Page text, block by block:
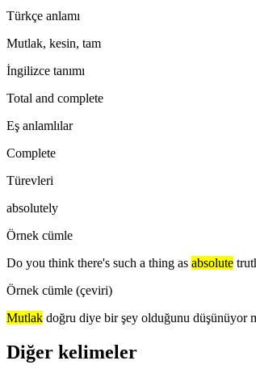
Türkçe anlamı
Mutlak, kesin, tam
İngilizce tanımı
Total and complete
Eş anlamlılar
Complete
Türevleri
absolutely
Örnek cümle
Do you think there's such a thing as absolute
Örnek cümle (çeviri)
Mutlak doğru diye bir şey olduğunu düşünüyor
Diğer kelimeler